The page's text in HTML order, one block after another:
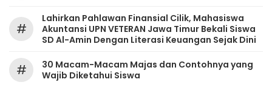
#
Lahirkan Pahlawan Finansial Cilik, Mahasiswa
Akuntansi UPN VETERAN Jawa Timur Bekali Siswa
SD Al-Amin Dengan Literasi Keuangan Sejak Dini
#
30 Macam-Macam Majas dan Contohnya yang
Wajib Diketahui Siswa